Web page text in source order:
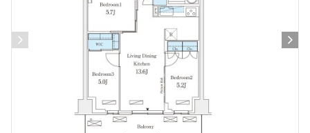
検索結果の絞り込み
賃料
管理費/共益費含む